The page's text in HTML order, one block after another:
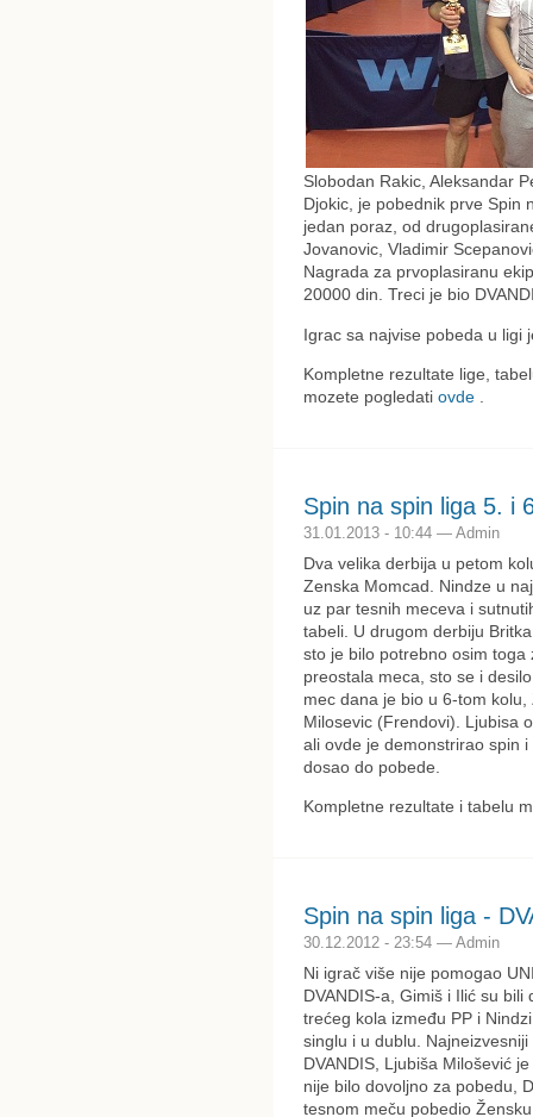
Slobodan Rakic, Aleksandar
Djokic, je pobednik prve Spin
jedan poraz, od
Jovanovic, Vladimir
Nagrada za prvoplasiranu
20000 din. Treci je bio
Igrac sa najvise pobeda u ligi
Kompletne rezultate lige,
mozete pogledati ovde .
Spin na spin liga 5. i
31.01.2013 - 10:44 — Admin
Dva velika derbija u petom
Zenska Momcad. Nindze u
uz par tesnih meceva i
tabeli. U drugom derbiju
sto je bilo potrebno osim
preostala meca, sto se i
mec dana je bio u 6-tom
Milosevic (Frendovi). Ljubisa
ali ovde je demonstrirao spin
dosao do pobede.
Kompletne rezultate i tabelu
Spin na spin liga -
30.12.2012 - 23:54 — Admin
Ni igrač više nije pomogao
DVANDIS-a, Gimiš i Ilić su
trećeg kola između PP i
singlu i u dublu.
DVANDIS, Ljubiša Milošević
nije bilo dovoljno za pobedu,
tesnom meču pobedio